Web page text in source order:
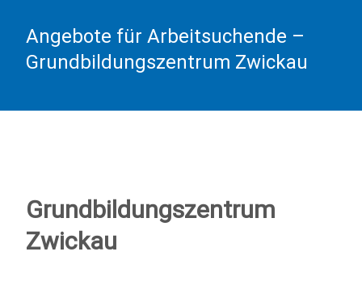
Angebote für Arbeitsuchende –
Grundbildungszentrum Zwickau
Grundbildungszentrum
Zwickau